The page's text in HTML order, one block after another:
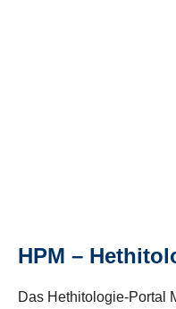
HPM –
Das Hethitologie-Portal